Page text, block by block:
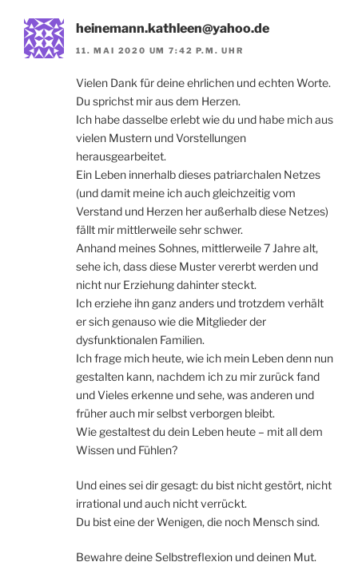
heinemann.kathleen@yahoo.de
11. MAI 2020 UM 7:42 P.M. UHR
Vielen Dank für deine ehrlichen und echten Worte.
Du sprichst mir aus dem Herzen.
Ich habe dasselbe erlebt wie du und habe mich aus
vielen Mustern und Vorstellungen
herausgearbeitet.
Ein Leben innerhalb dieses patriarchalen Netzes
(und damit meine ich auch gleichzeitig vom
Verstand und Herzen her außerhalb diese Netzes)
fällt mir mittlerweile sehr schwer.
Anhand meines Sohnes, mittlerweile 7 Jahre alt,
sehe ich, dass diese Muster vererbt werden und
nicht nur Erziehung dahinter steckt.
Ich erziehe ihn ganz anders und trotzdem verhält
er sich genauso wie die Mitglieder der
dysfunktionalen Familien.
Ich frage mich heute, wie ich mein Leben denn nun
gestalten kann, nachdem ich zu mir zurück fand
und Vieles erkenne und sehe, was anderen und
früher auch mir selbst verborgen bleibt.
Wie gestaltest du dein Leben heute – mit all dem
Wissen und Fühlen?
Und eines sei dir gesagt: du bist nicht gestört, nicht
irrational und auch nicht verrückt.
Du bist eine der Wenigen, die noch Mensch sind.
Bewahre deine Selbstreflexion und deinen Mut.